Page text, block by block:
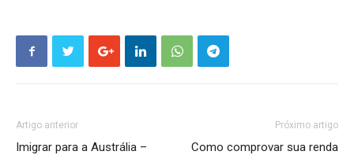
Artigo anterior
Imigrar para a Austrália –
Próximo artigo
Como comprovar sua renda